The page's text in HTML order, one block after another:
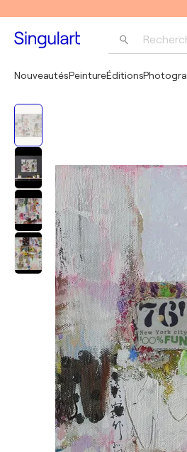
NouveautésPeintureÉditions